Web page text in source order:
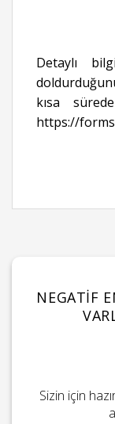
Detaylı
kısa
https://
NEGATIF
Sizin için